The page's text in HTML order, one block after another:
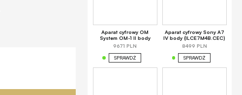
Aparat cyfrowy OM
System OM-1 II body
9671 PLN
SPRAWDŹ
Aparat cyfrowy Sony A7
IV body (ILCE7M4B.CEC)
8499 PLN
SPRAWDŹ